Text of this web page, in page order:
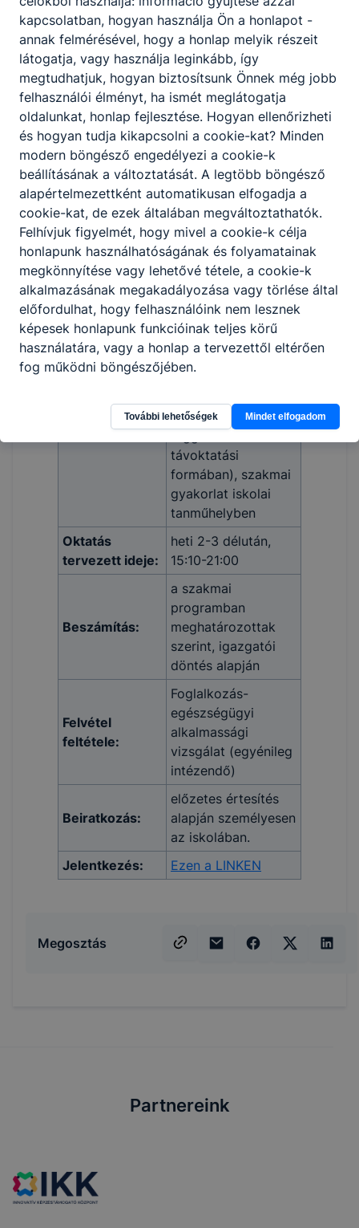
ISKOLASPECIFIKUS INFORMÁCIÓK A KÉPZÉSHEZ
Bemeneti
feltétel:
Érettségi, szakmára
épülő szakács
végzettség
Képzési idő:
1 tanítási év
Iskola, ahol
indul a képzés:
Váci SzC Petzelt
József Technikum
és Szakképző Iskola
Képzés
indulása:
2026 szeptember
Finanszírozási
forma
államilag
támogatott,
ingyenes
elméleti képzés az
intézményben, (az
programjától
távoktatási
formában), szakmai
gyakorlat iskolai
tanműhelyben
Oktatás
tervezett ideje:
heti 2-3 délután,
15:10-21:00
Beszámítás:
a szakmai
programban
meghatározottak
szerint, igazgatói
döntés alapján
Felvétel
feltétele:
Foglalkozás-
egészségügyi
alkalmassági
vizsgálat (egyénileg
intézendő)
Beiratkozás:
előzetes értesítés
alapján személyesen
az iskolában.
Jelentkezés:
Ezen a LINKEN
Megosztás
Partnereink
kapcsolatban, hogyan használja Ön a honlapot -
annak felmérésével, hogy a honlap melyik részeit
látogatja, vagy használja leginkább, így
megtudhatjuk, hogyan biztosítsunk Önnek még jobb
felhasználói élményt, ha ismét meglátogatja
oldalunkat, honlap fejlesztése. Hogyan ellenőrizheti
és hogyan tudja kikapcsolni a cookie-kat? Minden
modern böngésző engedélyezi a cookie-k
beállításának a változtatását. A legtöbb böngésző
alapértelmezettként automatikusan elfogadja a
cookie-kat, de ezek általában megváltoztathatók.
Felhívjuk figyelmét, hogy mivel a cookie-k célja
honlapunk használhatóságának és folyamatainak
megkönnyítése vagy lehetővé tétele, a cookie-k
alkalmazásának megakadályozása vagy törlése által
előfordulhat, hogy felhasználóink nem lesznek
képesek honlapunk funkcióinak teljes körű
használatára, vagy a honlap a tervezettől eltérően
fog működni böngészőjében.
További lehetőségek Mindet elfogadom